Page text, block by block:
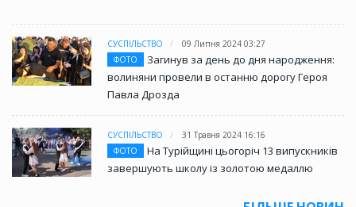
СУСПІЛЬСТВО
09 Липня 2024 03:27
ФОТО
Загинув за день до дня народження:
волиняни провели в останню дорогу Героя
Павла Дрозда
СУСПІЛЬСТВО
31 Травня 2024 16:16
ФОТО
На Турійщині цьогоріч 13 випускників
завершують школу із золотою медаллю